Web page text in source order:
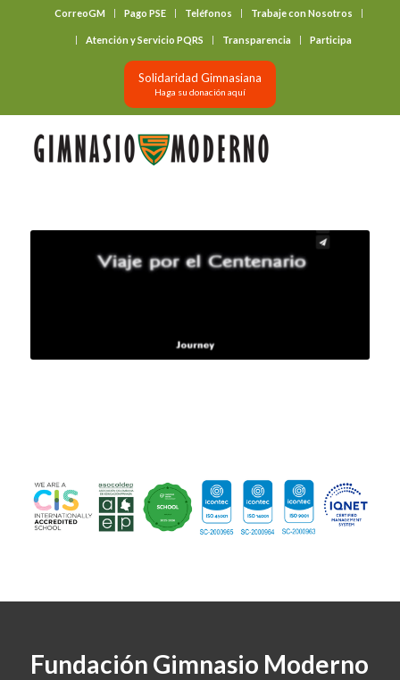
CorreoGM Pago PSE Teléfonos Trabaje con Nosotros
Atención y Servicio PQRS Transparencia Participa
Solidaridad Gimnasiana
Haga su donación aquí
Fundación Gimnasio Moderno